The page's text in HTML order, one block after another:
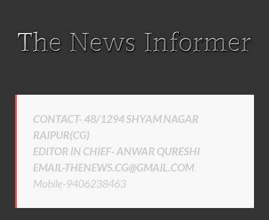
CONTACT- 48/1294 SHYAM NAGAR
RAIPUR(CG)
EDITOR IN CHIEF- ANWAR QURESHI
EMAIL-THENEWS.CG@GMAIL.COM
Mobile-9406238463